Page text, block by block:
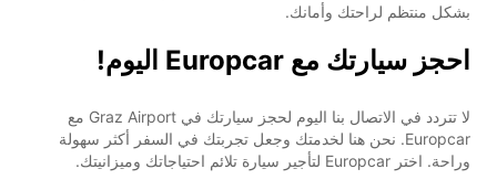
بشكل منتظم لراحتك وأمانك.
احجز سيارتك مع Europcar اليوم!
لا تتردد في الاتصال بنا اليوم لحجز سيارتك في Graz Airport مع
Europcar. نحن هنا لخدمتك وجعل تجربتك في السفر أكثر سهولة
وراحة. اختر Europcar لتأجير سيارة تلائم احتياجاتك وميزانيتك.